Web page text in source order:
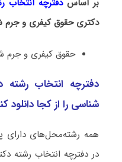
بر اساسدفترچه انتخاب
دکتری ﺣﻘﻮق کیفری و جرم
ﺣﻘﻮق کیفری و جرم
دفترچه انتخاب
شناسی را از کجا دانلود
همه رشته‌محل‌های
در دفترچه انتخاب رشته